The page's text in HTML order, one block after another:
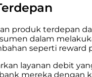
produk terdepan
dalam
seperti reward
layanan debit
mereka dengan